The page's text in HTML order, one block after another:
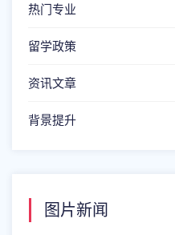
热门专业
留学政策
资讯文章
背景提升
图片新闻